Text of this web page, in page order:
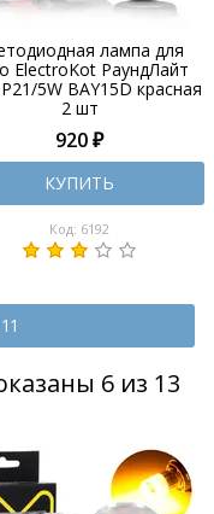
лампа для
ElectroKot РаундЛайт
5W BAY15D красная
2 шт
920 ₽
КУПИТЬ
Код: 6192
6 из 13